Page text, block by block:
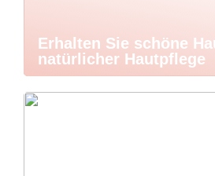
Erhalten Sie schöne
natürlicher Hautpflege